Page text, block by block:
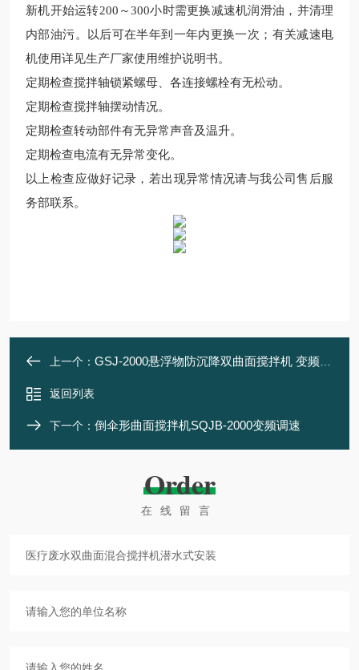
新机开始运转200 ～300小时需更换减速机润滑油，并清理
内部油污。以后可在半年到一年内更换一次；有关减速电
机使用详见生产厂家使用维护说明书。
定期检查搅拌轴锁紧螺母、各连接螺栓有无松动。
定期检查搅拌轴摆动情况。
定期检查转动部件有无异常声音及温升。
定期检查电流有无异常变化。
以上检查应做好记录，若出现异常情况请与我公司售后服
务部联系。
上一个： GSJ-2000悬浮物防沉降双曲面搅拌机 变频调速
返回列表
下一个： 倒伞形曲面搅拌机SQJB-2000变频调速
Order
在线留言